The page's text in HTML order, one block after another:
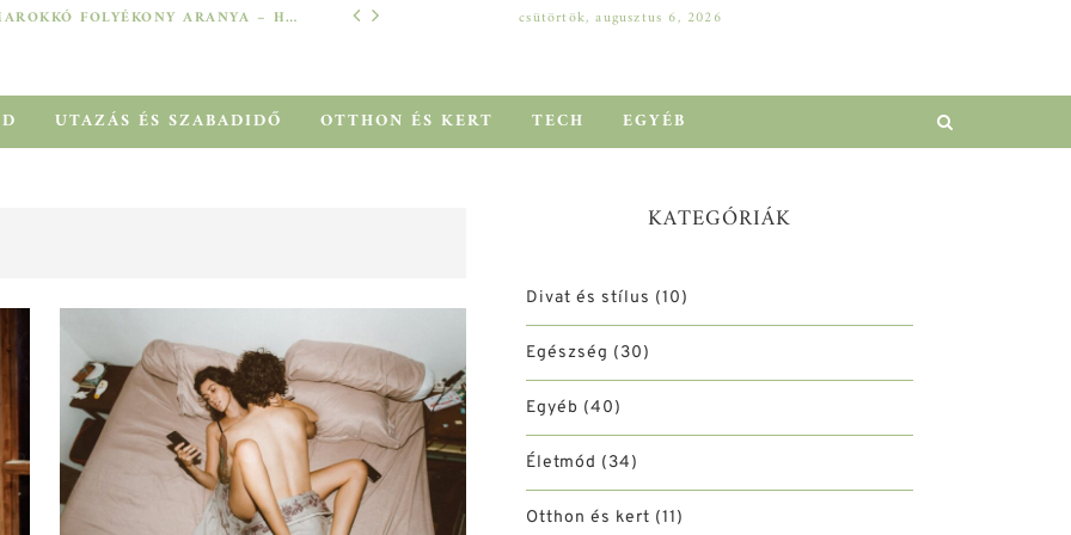
MAROKKÓ FOLYÉKONY ARANYA – HOGYAN SEGÍT AZ ARGÁNOLAJ A SZÁRAZ, MEGVISELT TINCSEKEN? csütörtök, augusztus 6, 2026
UTAZÁS ÉS SZABADIDŐ OTTHON ÉS KERT TECH EGYÉB
KATEGÓRIÁK
Divat és stílus (10)
Egészség (30)
Egyéb (40)
Életmód (34)
Otthon és kert (11)